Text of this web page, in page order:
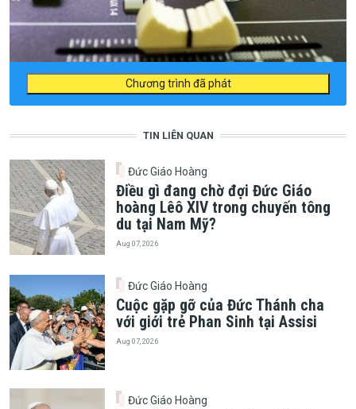
Chương trình đã phát
TIN LIÊN QUAN
Đức Giáo Hoàng
Điều gì đang chờ đợi Đức Giáo
hoàng Lêô XIV trong chuyến tông
du tại Nam Mỹ?
Aug 07, 2026
Đức Giáo Hoàng
Cuộc gặp gỡ của Đức Thánh cha
với giới trẻ Phan Sinh tại Assisi
Aug 07, 2026
Đức Giáo Hoàng